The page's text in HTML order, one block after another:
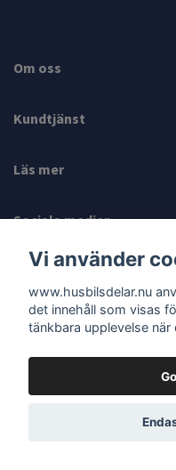
Om oss
Kundtjänst
Läs mer
Sociala medier
Vi använder
www.husbilsdelar.nu
det innehåll som visas
tänkbara upplevelse